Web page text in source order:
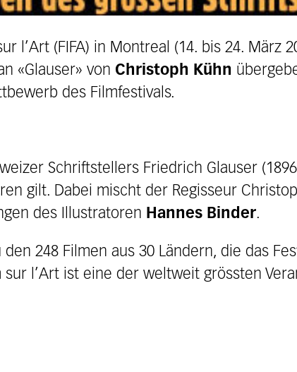
l’Art (FIFA) in Montreal (14. bis 24. März
«Glauser» von Christoph Kühn
des Filmfestivals.
Schriftstellers Friedrich Glauser
gilt. Dabei mischt der Regisseur
des Illustratoren Hannes Binder.
248 Filmen aus 30 Ländern, die das
l’Art ist eine der weltweit grössten